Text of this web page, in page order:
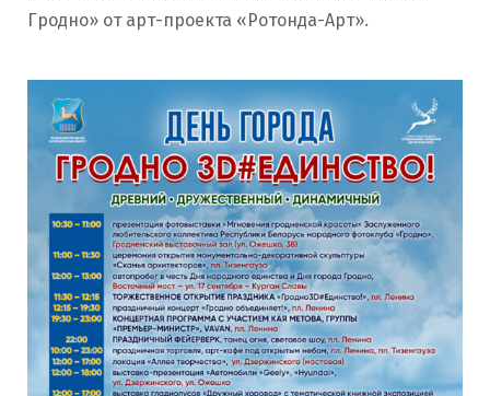
Гродно» от арт-проекта «Ротонда-Арт».